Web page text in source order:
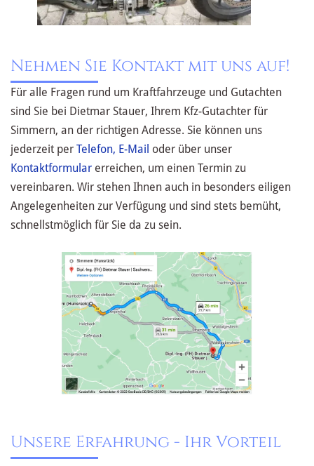
Nehmen Sie Kontakt mit uns auf!
Für alle Fragen rund um Kraftfahrzeuge und Gutachten
sind Sie bei Dietmar Stauer, Ihrem Kfz-Gutachter für
Simmern, an der richtigen Adresse. Sie können uns
jederzeit per Telefon, E-Mail oder über unser
Kontaktformular erreichen, um einen Termin zu
vereinbaren. Wir stehen Ihnen auch in besonders eiligen
Angelegenheiten zur Verfügung und sind stets bemüht,
schnellstmöglich für Sie da zu sein.
Unsere Erfahrung - Ihr Vorteil